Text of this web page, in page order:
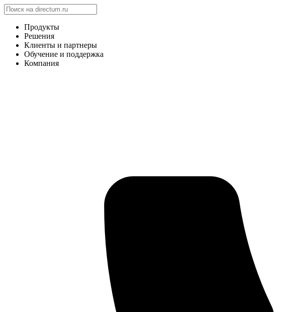
Продукты
Решения
Клиенты и партнеры
Обучение и поддержка
Компания